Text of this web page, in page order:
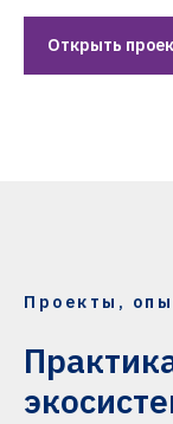
Открыть
Проекты,